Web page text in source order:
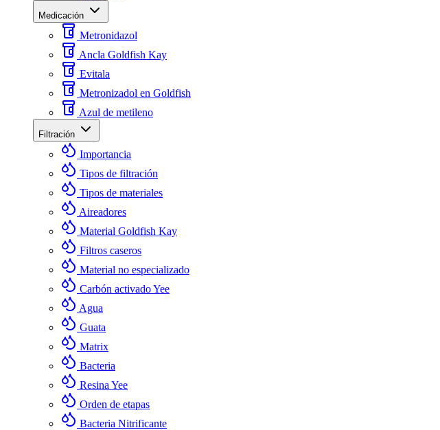
Medicación
Metronidazol
Ancla Goldfish Kay
Evitala
Metronizadol en Goldfish
Azul de metileno
Filtración
Importancia
Tipos de filtración
Tipos de materiales
Aireadores
Material Goldfish Kay
Filtros caseros
Material no especializado
Carbón activado Yee
Agua
Guata
Matrix
Bacteria
Resina Yee
Orden de etapas
Bacteria Nitrificante